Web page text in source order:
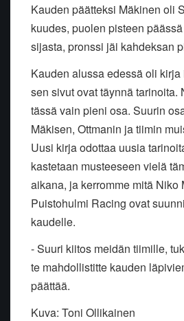
Kauden päätteksi Mäkinen oli
kuudes, puolen pisteen
sijasta, pronssi jäi kahdeksan
Kauden alussa edessä oli
sen sivut ovat täynnä tarinoita.
tässä vain pieni osa. Suurin
Mäkisen, Ottmanin ja tiimin
Uusi kirja odottaa uusia
kastetaan musteeseen vielä
aikana, ja kerromme mitä Niko
Puistohulmi Racing ovat
kaudelle.
- Suuri kiitos meidän tiimille,
te mahdollistitte kauden
päättää.
Kuva: Toni Ollikainen